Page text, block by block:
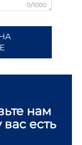
0/1000
нам
есть